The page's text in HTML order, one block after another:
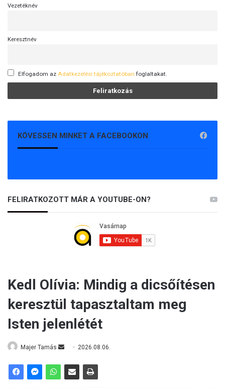
Vezetéknév
Keresztnév
Elfogadom az Adatkezelési tájékoztatóban foglaltakat.
KÖVESSEN MINKET A FACEBOOKON
FELIRATKOZOTT MÁR A YOUTUBE-ON?